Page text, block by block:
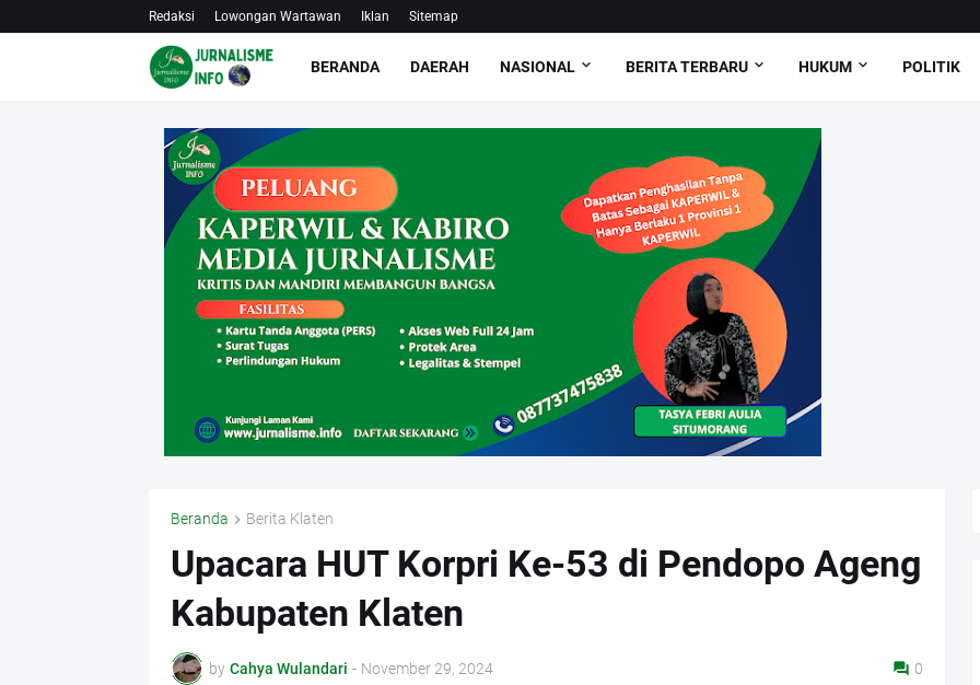
Redaksi Lowongan Wartawan Iklan Sitemap
BERANDA DAERAH NASIONAL BERITA TERBARU HUKUM POLITIK
Beranda Berita Klaten
Upacara HUT Korpri Ke-53 di Pendopo Ageng
Kabupaten Klaten
by Cahya Wulandari - November 29, 2024 0